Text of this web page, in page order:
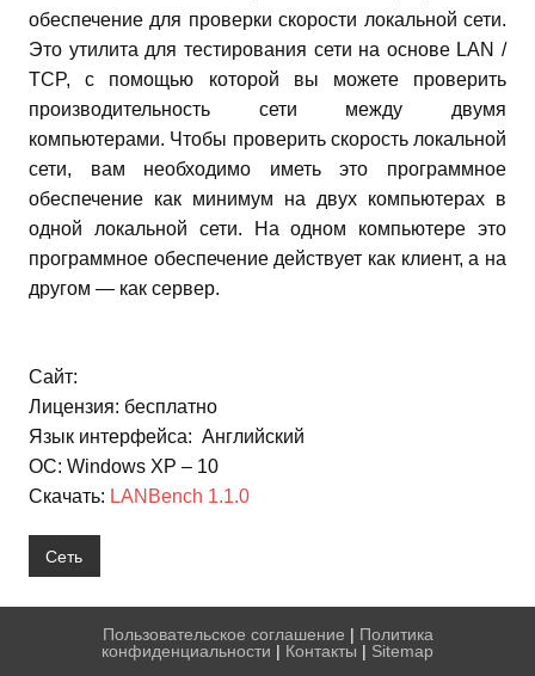
обеспечение для проверки скорости локальной сети.
Это утилита для тестирования сети на основе LAN /
TCP, с помощью которой вы можете проверить
производительность сети между двумя
компьютерами. Чтобы проверить скорость локальной
сети, вам необходимо иметь это программное
обеспечение как минимум на двух компьютерах в
одной локальной сети. На одном компьютере это
программное обеспечение действует как клиент, а на
другом — как сервер.
Сайт:
Лицензия: бесплатно
Язык интерфейса: Английский
ОС: Windows XP – 10
Скачать: LANBench 1.1.0
Сеть
Пользовательское соглашение | Политика
конфиденциальности | Контакты | Sitemap